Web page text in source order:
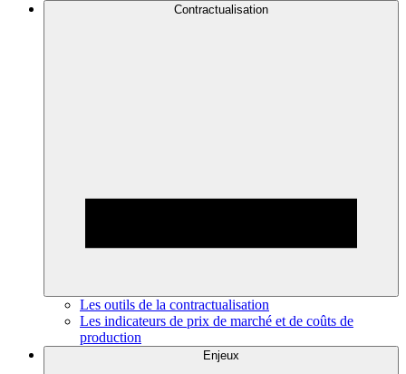
Contractualisation
Les outils de la contractualisation
Les indicateurs de prix de marché et de coûts de
production
Enjeux